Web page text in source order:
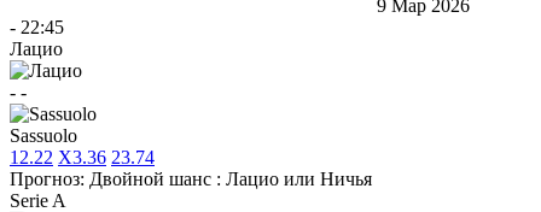
9 Мар 2026
- 22:45
Лацио
- -
Sassuolo
1 2.22 X3.36 23.74
Прогноз: Двойной шанс : Лацио или Ничья
Serie A